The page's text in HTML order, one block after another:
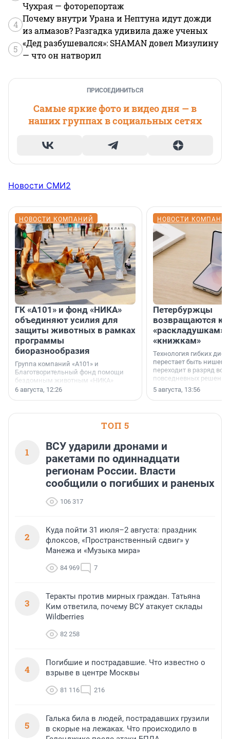
Чухрая — фоторепортаж
4
Почему внутри Урана и Нептуна идут дожди
из алмазов? Разгадка удивила даже ученых
5
«Дед разбушевался»: SHAMAN довел Мизулину
— что он натворил
ПРИСОЕДИНИТЬСЯ
Самые яркие фото и видео дня — в
наших группах в социальных сетях
Новости СМИ2
НОВОСТИ КОМПАНИЙ
ГК «А101» и фонд «НИКА»
объединяют усилия для
защиты животных в рамках
программы
биоразнообразия
Группа компаний «А101» и
Благотворительный фонд помощи
бездомным животным «НИКА»
заключили соглашение о
6 августа, 12:26
НОВОСТИ
Петербуржцы
возвращаются к
«раскладушкам»
«книжкам»
Технология гибких
перестает быть
переходит в разряд
повседневных
5 августа, 13:56
ТОП 5
1
ВСУ ударили дронами и
ракетами по одиннадцати
регионам России. Власти
сообщили о погибших и раненых
106 317
2
Куда пойти 31 июля–2 августа: праздник
флоксов, «Пространственный сдвиг» у
Манежа и «Музыка мира»
84 969 7
3
Теракты против мирных граждан. Татьяна
Ким ответила, почему ВСУ атакует склады
Wildberries
82 258
4
Погибшие и пострадавшие. Что известно о
взрыве в центре Москвы
81 116 216
5
Галька била в людей, пострадавших грузили
в скорые на лежаках. Что происходило в